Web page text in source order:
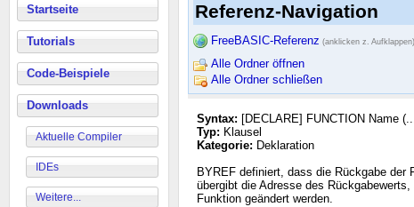
Startseite
Tutorials
Code-Beispiele
Downloads
Aktuelle Compiler
IDEs
Weitere...
Referenz-Navigation
FreeBASIC-Referenz (anklicken z. Aufklappen)
Alle Ordner öffnen
Alle Ordner schließen
Syntax: [DECLARE] FUNCTION Name
Typ: Klausel
Kategorie: Deklaration
BYREF definiert, dass die Rückgabe der
übergibt die Adresse des
Funktion geändert werden.